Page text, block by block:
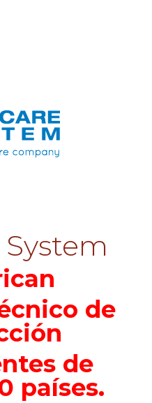
de
de
países.